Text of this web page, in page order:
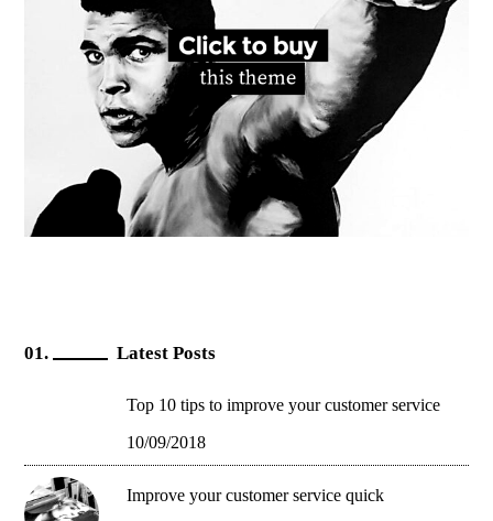
Latest Posts
Top 10 tips to improve your customer service
10/09/2018
Improve your customer service quick